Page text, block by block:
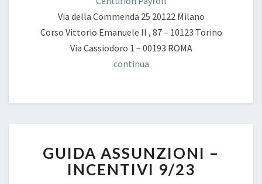
Via della Commenda 25 20122 Milano
Corso Vittorio Emanuele II , 87 – 10123 Torino
Via Cassiodoro 1 – 00193 ROMA
continua
ASSUNZIONI
–
INCENTIVI
GUIDA ASSUNZIONI –
INCENTIVI 9/23